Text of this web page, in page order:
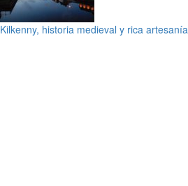
Kilkenny, historia medieval y rica artesanía